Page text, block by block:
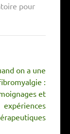
pour
on a une
:
et
expériences